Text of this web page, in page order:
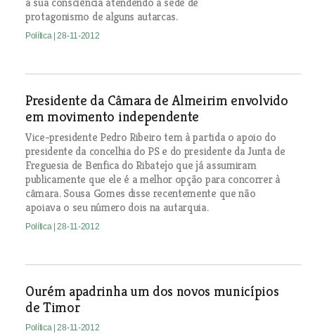
protagonismo de alguns autarcas.
Política | 28-11-2012
Presidente da Câmara de Almeirim envolvido
em movimento independente
Vice-presidente Pedro Ribeiro tem à partida o apoio do
presidente da concelhia do PS e do presidente da Junta de
Freguesia de Benfica do Ribatejo que já assumiram
publicamente que ele é a melhor opção para concorrer à
câmara. Sousa Gomes disse recentemente que não
apoiava o seu número dois na autarquia.
Política | 28-11-2012
Ourém apadrinha um dos novos municípios
de Timor
Política | 28-11-2012